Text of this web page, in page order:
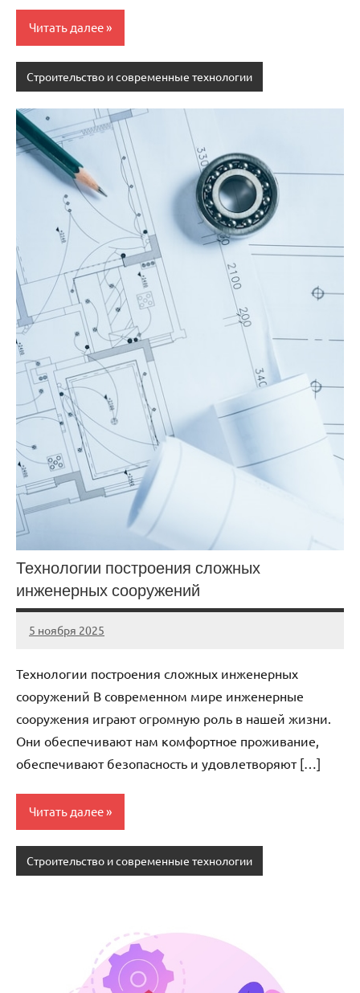
Читать далее
Строительство и современные технологии
Технологии построения сложных
инженерных сооружений
5 ноября 2025
cement_zavod
Нет
Технологии построения сложных инженерных
сооружений В современном мире инженерные
сооружения играют огромную роль в нашей жизни.
Они обеспечивают нам комфортное проживание,
обеспечивают безопасность и удовлетворяют […]
Читать далее
Строительство и современные технологии